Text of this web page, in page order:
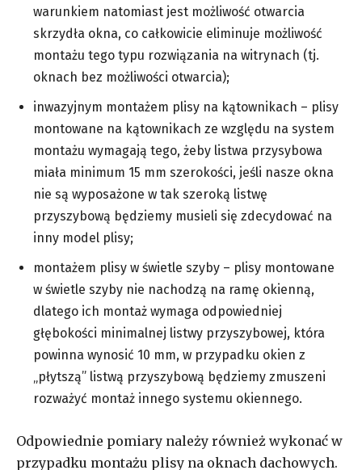
warunkiem natomiast jest możliwość otwarcia
skrzydła okna, co całkowicie eliminuje możliwość
montażu tego typu rozwiązania na witrynach (tj.
oknach bez możliwości otwarcia);
inwazyjnym montażem plisy na kątownikach – plisy
montowane na kątownikach ze względu na system
montażu wymagają tego, żeby listwa przysybowa
miała minimum 15 mm szerokości, jeśli nasze okna
nie są wyposażone w tak szeroką listwę
przyszybową będziemy musieli się zdecydować na
inny model plisy;
montażem plisy w świetle szyby – plisy montowane
w świetle szyby nie nachodzą na ramę okienną,
dlatego ich montaż wymaga odpowiedniej
głębokości minimalnej listwy przyszybowej, która
powinna wynosić 10 mm, w przypadku okien z
„płytszą” listwą przyszybową będziemy zmuszeni
rozważyć montaż innego systemu okiennego.
Odpowiednie pomiary należy również wykonać w
przypadku montażu plisy na oknach dachowych.